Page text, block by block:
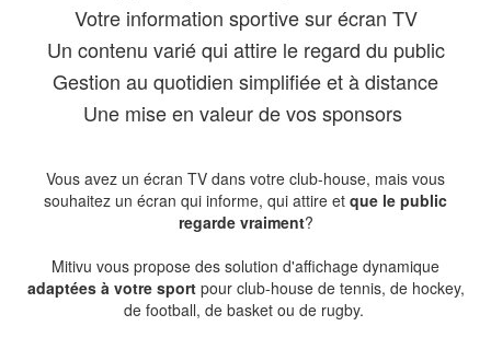
Votre information sportive sur écran TV
Un contenu varié qui attire le regard du public
Gestion au quotidien simplifiéeetà distance
Une mise en valeurde vos sponsors
Vous avez un écran TV dans votre club-house, mais vous
souhaitez un écran qui informe, qui attire et que le public
regarde vraiment?
Mitivu vous propose des solution d'affichage dynamique
adaptées à votre sportpour club-house de tennis, de hockey,
de football, de basket ou de rugby.